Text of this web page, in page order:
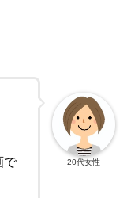
で
20代女性